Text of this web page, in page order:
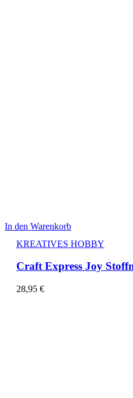
In den Warenkorb
KREATIVES HOBBY
Craft Express Joy
28,95 €